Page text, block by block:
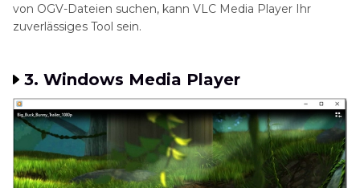
von OGV-Dateien suchen, kann VLC Media Player Ihr
zuverlässiges Tool sein.
3. Windows Media Player